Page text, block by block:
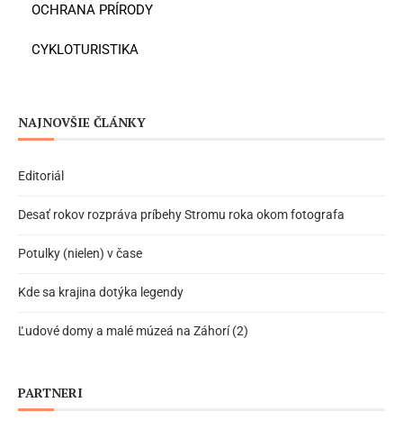
OCHRANA PRÍRODY
CYKLOTURISTIKA
NAJNOVŠIE ČLÁNKY
Editoriál
Desať rokov rozpráva príbehy Stromu roka okom fotografa
Potulky (nielen) v čase
Kde sa krajina dotýka legendy
Ľudové domy a malé múzeá na Záhorí (2)
PARTNERI